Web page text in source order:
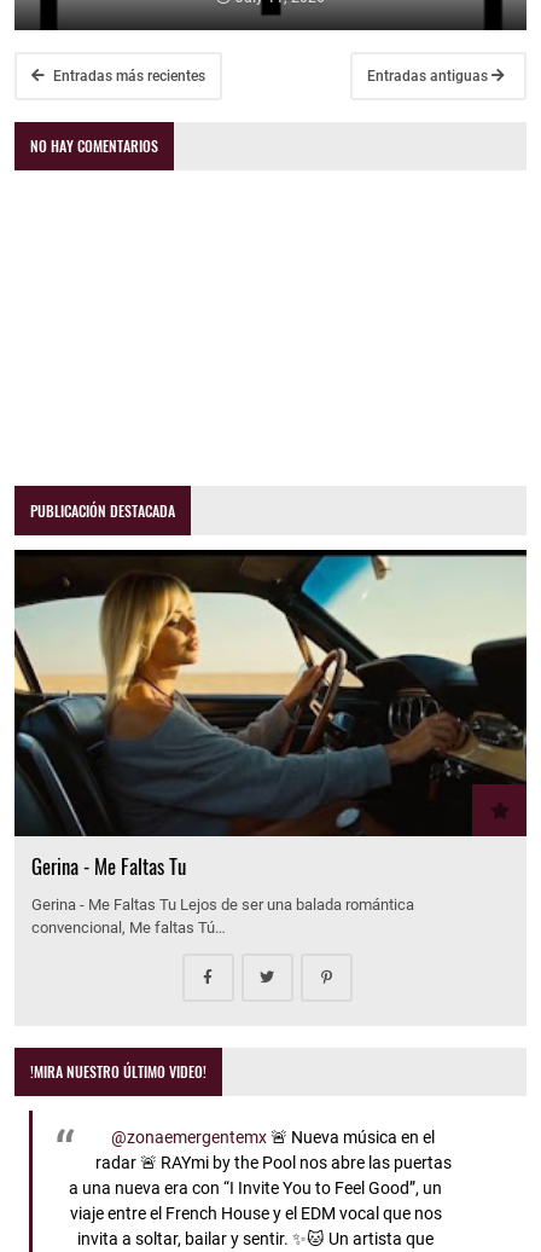
Entradas más recientes Entradas antiguas
NO HAY COMENTARIOS
PUBLICACIÓN DESTACADA
Gerina - Me Faltas Tu
Gerina - Me Faltas Tu Lejos de ser una balada romántica
convencional, Me faltas Tú…
!MIRA NUESTRO ÚLTIMO VIDEO!
@zonaemergentemx🚨 Nueva música en el
radar 🚨 RAYmi by the Pool nos abre las puertas
a una nueva era con “I Invite You to Feel Good”, un
viaje entre el French House y el EDM vocal que nos
invita a soltar, bailar y sentir. ✨🐱 Un artista que